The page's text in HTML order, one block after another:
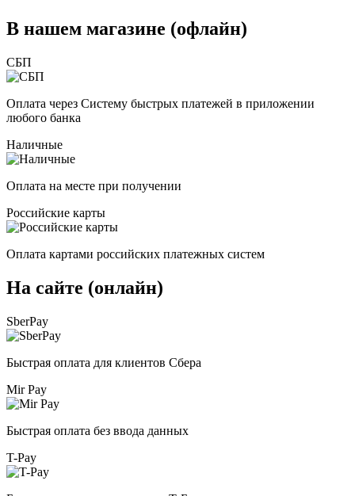
В нашем магазине (офлайн)
СБП
Оплата через Систему быстрых платежей в приложении
любого банка
Наличные
Оплата на месте при получении
Российские карты
Оплата картами российских платежных систем
На сайте (онлайн)
SberPay
Быстрая оплата для клиентов Сбера
Mir Pay
Быстрая оплата без ввода данных
T-Pay